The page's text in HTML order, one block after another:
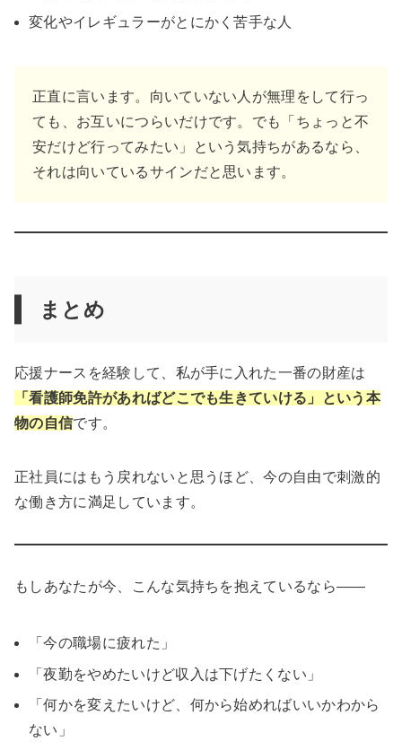
変化やイレギュラーがとにかく苦手な人
正直に言います。向いていない人が無理をして行っ
ても、お互いにつらいだけです。でも「ちょっと不
安だけど行ってみたい」という気持ちがあるなら、
それは向いているサインだと思います。
まとめ
応援ナースを経験して、私が手に入れた一番の財産は
「看護師免許があればどこでも生きていける」という本
物の自信です。
正社員にはもう戻れないと思うほど、今の自由で刺激的
な働き方に満足しています。
もしあなたが今、こんな気持ちを抱えているなら——
「今の職場に疲れた」
「夜勤をやめたいけど収入は下げたくない」
「何かを変えたいけど、何から始めればいいかわから
ない」